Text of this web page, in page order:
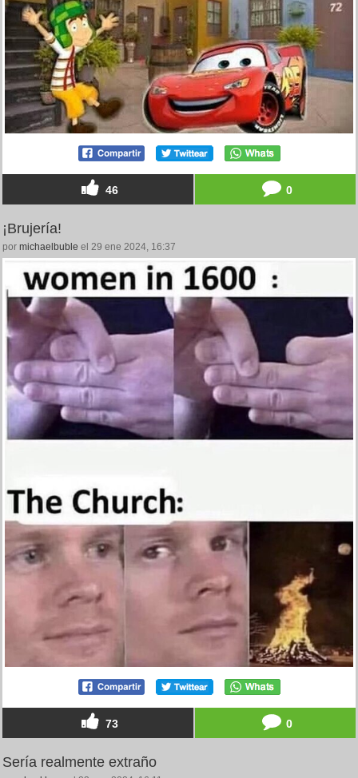
46 0
¡Brujería!
por michaelbuble el 29 ene 2024, 16:37
73 0
Sería realmente extraño